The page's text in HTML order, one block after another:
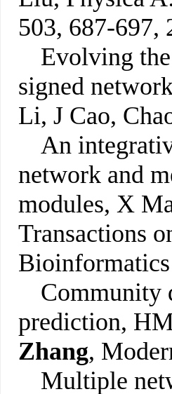
503, 687-697,
Evolving
signed
Li, J Cao,
An
network and
modules, X
Transactions
Community
prediction,
Zhang,
Multiple